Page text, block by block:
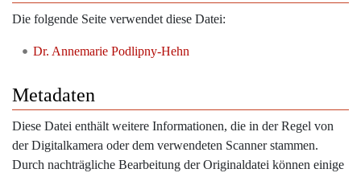
Die folgende Seite verwendet diese Datei:
Dr. Annemarie Podlipny-Hehn
Metadaten
Diese Datei enthält weitere Informationen, die in der Regel von
der Digitalkamera oder dem verwendeten Scanner stammen.
Durch nachträgliche Bearbeitung der Originaldatei können einige